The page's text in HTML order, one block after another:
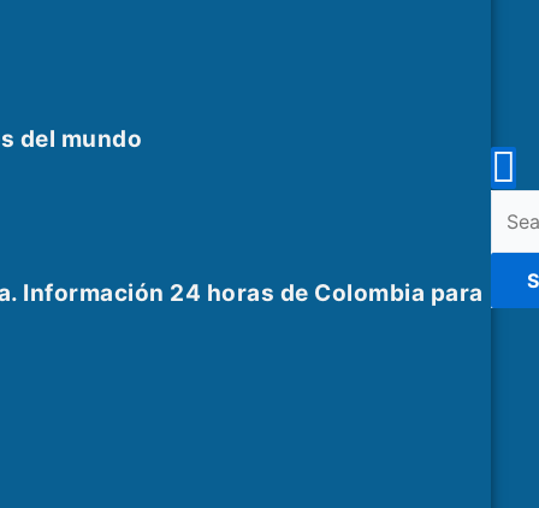
del mundo
Información 24 horas de Colombia para
for: